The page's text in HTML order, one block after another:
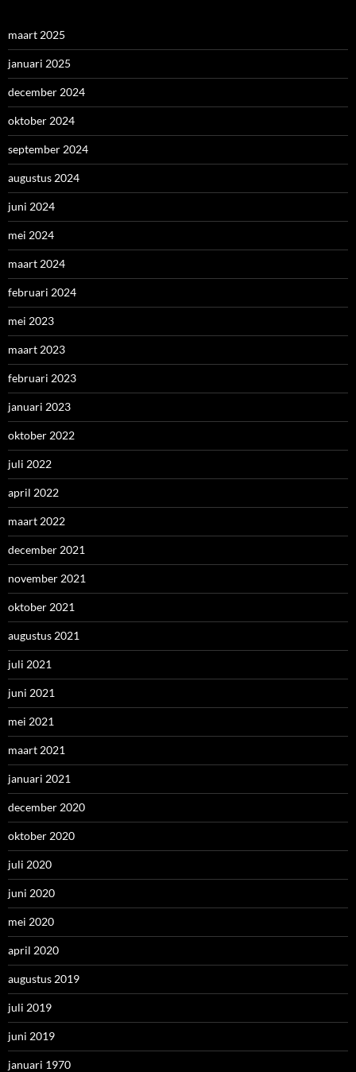
maart 2025
januari 2025
december 2024
oktober 2024
september 2024
augustus 2024
juni 2024
mei 2024
maart 2024
februari 2024
mei 2023
maart 2023
februari 2023
januari 2023
oktober 2022
juli 2022
april 2022
maart 2022
december 2021
november 2021
oktober 2021
augustus 2021
juli 2021
juni 2021
mei 2021
maart 2021
januari 2021
december 2020
oktober 2020
juli 2020
juni 2020
mei 2020
april 2020
augustus 2019
juli 2019
juni 2019
januari 1970